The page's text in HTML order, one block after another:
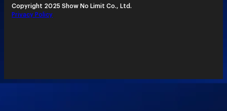
Copyright 2025 Show No Limit Co., Ltd.
Privacy Policy